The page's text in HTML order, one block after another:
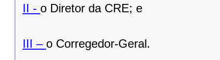
II - o Diretor da CRE; e
III – o Corregedor-Geral.